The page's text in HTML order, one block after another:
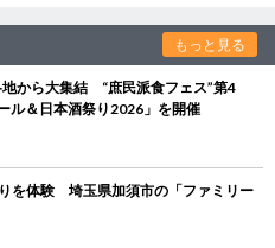
もっと見る
から大集結 “庶民派食フェス”第4
ル＆日本酒祭り2026」を開催
を体験 埼玉県加須市の「ファミリー